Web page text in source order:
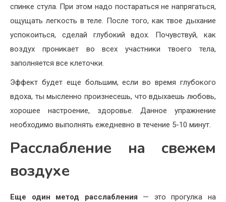
спинке стула. При этом надо постараться не напрягаться,
ощущать легкость в теле. После того, как твое дыхание
успокоиться, сделай глубокий вдох. Почувствуй, как
воздух проникает во всех участники твоего тела,
заполняется все клеточки.
Эффект будет еще большим, если во время глубокого
вдоха, ты мысленно произнесешь, что вдыхаешь любовь,
хорошее настроение, здоровье. Данное упражнение
необходимо выполнять ежедневно в течение 5-10 минут.
Расслабление на свежем
воздухе
Еще один метод расслабления — это прогулка на